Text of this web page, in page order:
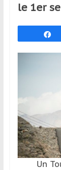
sport,
qui
l’étranger
pour
assouvir
leur
passion,
le 1er
Un